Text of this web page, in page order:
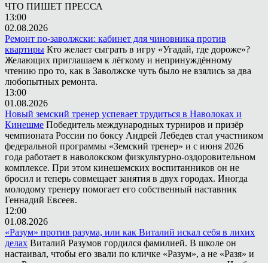
ЧТО ПИШЕТ ПРЕССА
13:00
02.08.2026
Ремонт по-заволжски: кабинет для чиновника против
квартиры Кто желает сыграть в игру «Угадай, где дороже»?
Желающих приглашаем к лёгкому и непринуждённому
чтению про то, как в Заволжске чуть было не взялись за два
любопытных ремонта.
13:00
01.08.2026
Новый земский тренер успевает трудиться в Наволоках и
Кинешме Победитель международных турниров и призёр
чемпионата России по боксу Андрей Лебедев стал участником
федеральной программы «Земский тренер» и с июня 2026
года работает в наволокском физкультурно-оздоровительном
комплексе. При этом кинешемских воспитанников он не
бросил и теперь совмещает занятия в двух городах. Иногда
молодому тренеру помогает его собственный наставник
Геннадий Евсеев.
12:00
01.08.2026
«Разум» против разума, или как Виталий искал себя в лихих
делах Виталий Разумов гордился фамилией. В школе он
настаивал, чтобы его звали по кличке «Разум», а не «Разя» и